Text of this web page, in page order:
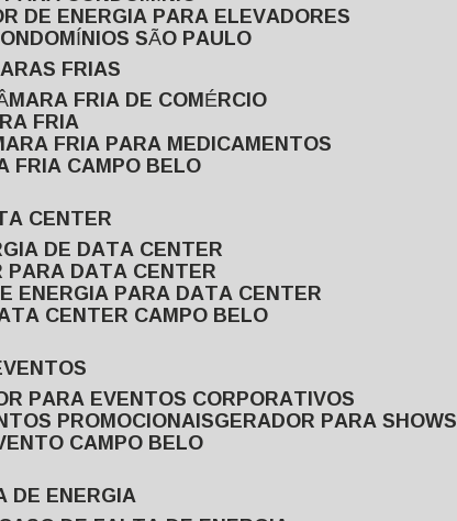
DE ENERGIA PARA ELEVADORES
SÃO PAULO
FRIAS
FRIA DE COMÉRCIO
FRIA
FRIA PARA MEDICAMENTOS
FRIA CAMPO BELO
CENTER
DE DATA CENTER
PARA DATA CENTER
ENERGIA PARA DATA CENTER
CENTER CAMPO BELO
PARA EVENTOS CORPORATIVOS
PROMOCIONAIS GERADOR PARA SHOWS
CAMPO BELO
DE ENERGIA